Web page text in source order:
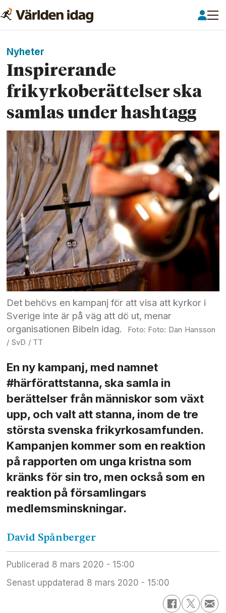
Nyheter
Inspirerande
frikyrkoberättelser ska
samlas under hashtagg
Det behövs en kampanj för att visa att kyrkor i
Sverige inte är på väg att dö ut, menar
organisationen Bibeln idag.
Foto: Dan Hansson
/ SvD / TT
En ny kampanj, med namnet
#härförattstanna, ska samla in
berättelser från människor som växt
upp, och valt att stanna, inom de tre
största svenska frikyrkosamfunden.
Kampanjen kommer som en reaktion
på rapporten om unga kristna som
kränks för sin tro, men också som en
reaktion på församlingars
medlemsminskningar.
David Spånberger
Publicerad
8 mars 2020 - 15:00
Senast uppdaterad
8 mars 2020 - 15:00